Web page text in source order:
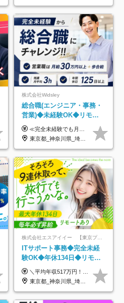
株式会社Widsley
総合職(エンジニア・事務・
営業)◆未経験OK◆リモー
トあり◆残業月3h◆服装髪
型自由
≪完全未経験でも月給40万円以上も可能です！≫ -------------- 【1】ITエンジニア 月給26万円～50万円＋プロジェクト手当＋資格手当 【2】IT事務、営業事務 月給26万円～50万円＋プロジェクト手当＋資格手当 ≪【1】【2】共通≫ ★上記給与には固定残業代20時間分(月3万719円～)を含みます。残業が超過した場合は、追加支給します(残業は月平均3時間とほぼ発生しません。残業がなくても、固定残業代は支給されます) ★試用期間6ヵ月あり（期間中は月給23万1000円～。固定残業代20時間分3万719円～を含む／超過分は別途支給） -------------- 【3】SES営業、SaaS営業 月給30万円以上＋インセンティブ＋各種手当 ★上記給与には固定残業代45時間分(月7万6967円～)を含みます。残業が超過した場合は、追加支給します(残業は月平均3時間とほぼ発生しません。残業がなくても、固定残業代は支給されます) ★試用期間6ヵ月あり(期間中も給与や福利厚生は同じです)
東京都_神奈川県_埼玉県_千葉県_大阪府_愛知県_北海道_青森県_岩手県_宮城県_秋田県_山形県_福島県_茨城県_栃木県_群馬県_新潟県_山梨県_長野県_富山県_石川県_福井県_静岡県_岐阜県_三重県_兵庫県_京都府_滋賀県_奈良県_和歌山県_広島県_岡山県_鳥取県_島根県_山口県_徳島県_香川県_愛媛県_高知県_福岡県_熊本県_佐賀県_長崎県_大分県_宮崎県_鹿児島県_沖縄県
株式会社エスアイイー 【東京プロマーケット上場】
ITサポート事務◆完全未経
験OK◆年休134日◆リモー
トOK◆残業月7h以下◆賞与
年3回◆5年目まで必ず昇給
＼平均年収517万円！入社5年目まで毎年必ず昇給／ ■賞与年3回 ■年収800万円以上も可 ■入社3年以上の平均年収469.2万円 月給23万2000円以上＋賞与年3回＋各種手当 ☆入社5年目まで最大1万5000円の定期昇給を確約 ┃各種手当充実 ・規定の資格を取得すれば、2000円～5万円を毎月支給（2万4000円～60万円／年） ・研修中に取得した取得率95％の資格でも研修後の給料UP ※月給は年齢・経験・能力を考慮して、優遇いたします ※上記月給金額は固定残業代（20時間/3万1300円円以上）を含み、超過分は別途支給いたします ※試用期間（6ヶ月）は月給に変動はありますが、その他待遇に差異はありません ├入社後1ヶ月～3ヶ月間は、月給20万1900円となります └上記金額は固定残業代（10時間／1万6000円）を含み、超過分は別途支給いたします
東京都_神奈川県_埼玉県_千葉県_大阪府_愛知県_北海道_青森県_岩手県_宮城県_秋田県_山形県_福島県_茨城県_栃木県_群馬県_新潟県_山梨県_長野県_富山県_石川県_福井県_静岡県_岐阜県_三重県_兵庫県_京都府_滋賀県_奈良県_和歌山県_広島県_岡山県_鳥取県_島根県_山口県_徳島県_香川県_愛媛県_高知県_福岡県_熊本県_佐賀県_長崎県_大分県_宮崎県_鹿児島県_沖縄県